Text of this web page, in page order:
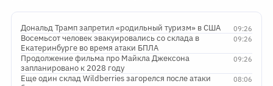
09:26
Дональд Трамп запретил «родильный туризм» в США
09:26
Восемьсот человек эвакуировались со склада в
Екатеринбурге во время атаки БПЛА
09:26
Продолжение фильма про Майкла Джексона
запланировано к 2028 году
08:06
Еще один склад Wildberries загорелся после атаки